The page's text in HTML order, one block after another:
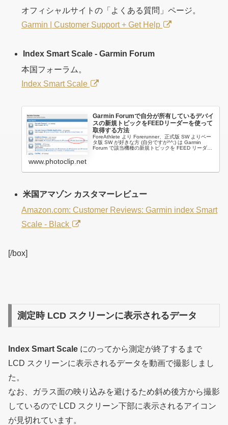
オフィシャルサイトの「よくある質問」ページ。
Garmin | Customer Support + Get Help
Index Smart Scale - Garmin Forum
本国フォーラム。
Index Smart Scale
Garmin Forumで自分が所有しているデバイ
スの新規トピックをFEEDリーダーを使って
取得する方法
ForeAthlete より Forerunner、正式版 SW よりベー
タ版 SW が好きな方 (自分ですが^^;) は Garmin
Forum で該当機種の新規トピックを FEED リーダー
www.photoclip.net
米国アマゾン カスタマーレビュー
Amazon.com: Customer Reviews: Garmin index Smart
Scale - Black
[/box]
測定時 LCD スクリーンに表示されるデータ
Index Smart Scale にのってから測定が終了するまで
LCD スクリーンに表示されるデータを動画で撮影しまし
た。
なお、ガラス面の映り込みを避けるため斜め後方から撮影
しているので LCD スクリーン下部に表示されるアイコン
が見切れています。